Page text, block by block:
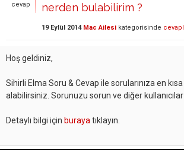
cevap
nerden bulabilirim ?
19 Eylül 2014 Mac Ailesi kategorisinde
Hoş geldiniz,
Sihirli Elma Soru & Cevap ile sorularınıza en
alabilirsiniz. Sorunuzu sorun ve diğer
Detaylı bilgi için buraya tıklayın.